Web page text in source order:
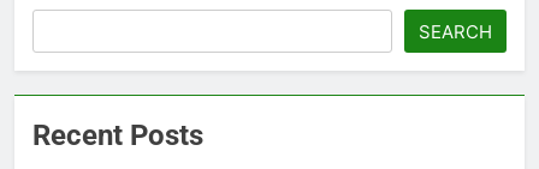
SEARCH
Recent Posts